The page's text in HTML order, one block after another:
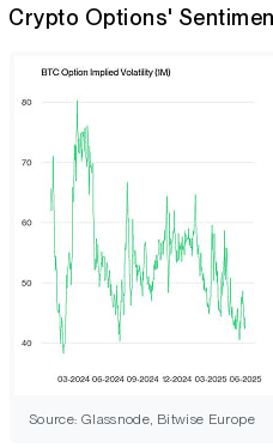
Crypto Options'
Source: Glassnode, Bitwise Europe